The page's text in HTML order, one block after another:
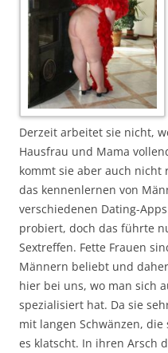
Derzeit arbeitet sie nicht,
Hausfrau und Mama
kommt sie aber auch
das kennenlernen von
verschiedenen Dating-
probiert, doch das führte
Sextreffen. Fette Frauen
Männern beliebt und
hier bei uns, wo man sich
spezialisiert hat. Da sie
mit langen Schwänzen,
es klatscht. In ihren Arsch